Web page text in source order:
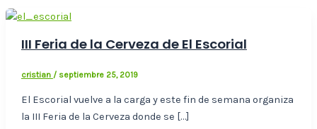
III Feria de la Cerveza de El Escorial
cristian / septiembre 25, 2019
El Escorial vuelve a la carga y este fin de semana organiza
la III Feria de la Cerveza donde se […]